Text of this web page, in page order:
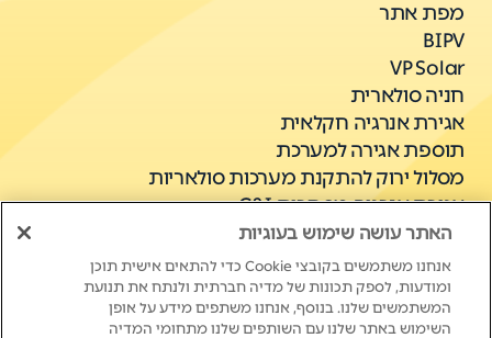
מפת אתר
BIPV
VP Solar
חניה סולארית
אגירת אנרגיה חקלאית
תוספת אגירה למערכת
מסלול ירוק להתקנת מערכות סולאריות
אגירת אנרגיה מסחרית C&I
האתר עושה שימוש בעוגיות
אנחנו משתמשים בקובצי Cookie כדי להתאים אישית תוכן
ומודעות, לספק תכונות של מדיה חברתית ולנתח את תנועת
המשתמשים שלנו. בנוסף, אנחנו משתפים מידע על אופן
השימוש באתר שלנו עם השותפים שלנו מתחומי המדיה